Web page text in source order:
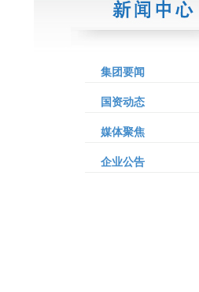
集团要闻
国资动态
媒体聚焦
企业公告